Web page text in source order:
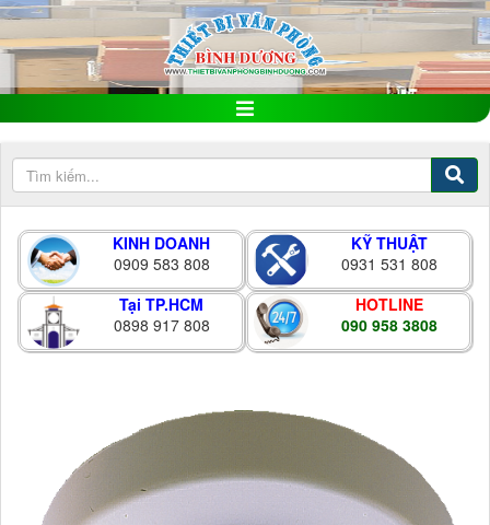
KINH DOANH
0909 583 808
KỸ THUẬT
0931 531 808
Tại TP.HCM
0898 917 808
HOTLINE
090 958 3808